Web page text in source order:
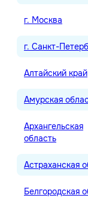
г. Москва
г. Санкт-
Алтайский край
Амурская
Архангельская
область
Астраханская
Белгородская